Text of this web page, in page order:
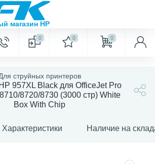
0 0 0
струйных принтеров
957XL Black для OfficeJet Pro
8720/8730 (3000 стр) White
Box With Chip
Характеристики Наличие на